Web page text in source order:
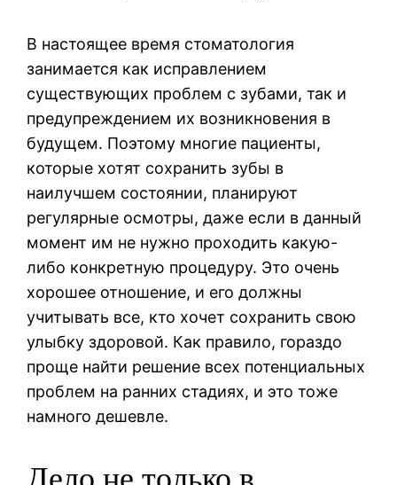
В настоящее время стоматология
занимается как исправлением
существующих проблем с зубами, так и
предупреждением их возникновения в
будущем. Поэтому многие пациенты,
которые хотят сохранить зубы в
наилучшем состоянии, планируют
регулярные осмотры, даже если в данный
момент им не нужно проходить какую-
либо конкретную процедуру. Это очень
хорошее отношение, и его должны
учитывать все, кто хочет сохранить свою
улыбку здоровой. Как правило, гораздо
проще найти решение всех потенциальных
проблем на ранних стадиях, и это тоже
намного дешевле.